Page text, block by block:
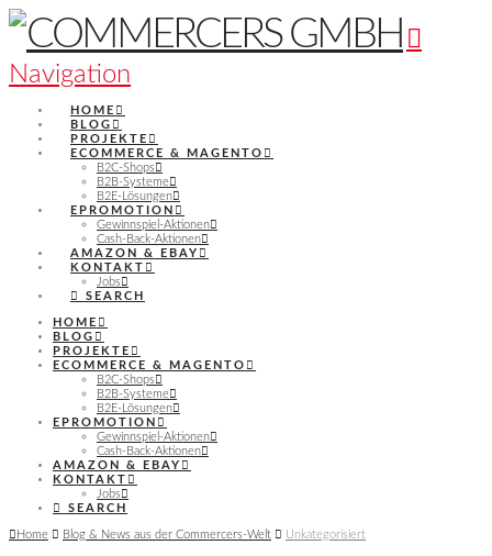
Navigation
HOME
BLOG
PROJEKTE
ECOMMERCE & MAGENTO
B2C-Shops
B2B-Systeme
B2E-Lösungen
EPROMOTION
Gewinnspiel-Aktionen
Cash-Back-Aktionen
AMAZON & EBAY
KONTAKT
Jobs
SEARCH
HOME
BLOG
PROJEKTE
ECOMMERCE & MAGENTO
B2C-Shops
B2B-Systeme
B2E-Lösungen
EPROMOTION
Gewinnspiel-Aktionen
Cash-Back-Aktionen
AMAZON & EBAY
KONTAKT
Jobs
SEARCH
Home Blog & News aus der Commercers-Welt Unkategorisiert